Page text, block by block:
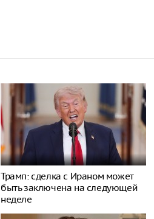
Трамп: сделка с Ираном может
быть заключена на следующей
неделе